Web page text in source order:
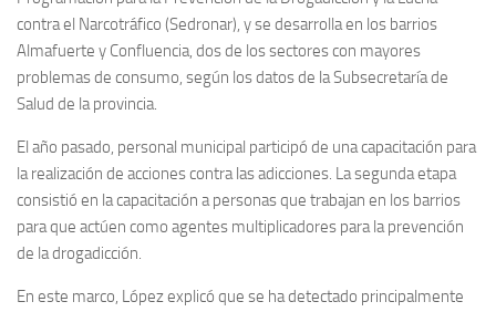
contra el Narcotráfico (Sedronar), y se desarrolla en los barrios
Almafuerte y Confluencia, dos de los sectores con mayores
problemas de consumo, según los datos de la Subsecretaría de
Salud de la provincia.
El año pasado, personal municipal participó de una capacitación para
la realización de acciones contra las adicciones. La segunda etapa
consistió en la capacitación a personas que trabajan en los barrios
para que actúen como agentes multiplicadores para la prevención
de la drogadicción.
En este marco, López explicó que se ha detectado principalmente